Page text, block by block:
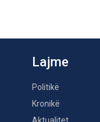
Lajme
Politikë
Kronikë
Aktualitet